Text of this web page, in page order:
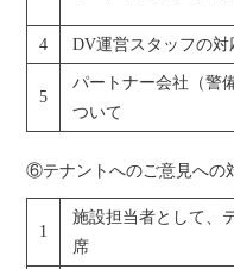
4 DV運営スタッフの対
5
パートナー会社（警
ついて
⑥テナントへのご意見への
1
施設担当者として、
席